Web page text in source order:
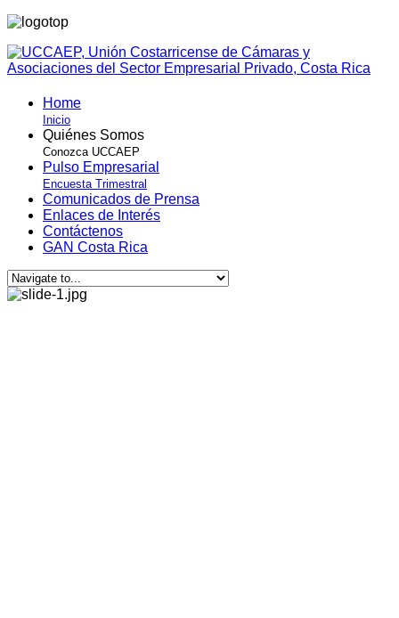
Home
Inicio
Quiénes Somos
Conozca UCCAEP
Pulso Empresarial
Encuesta Trimestral
Comunicados de Prensa
Enlaces de Interés
Contáctenos
GAN Costa Rica